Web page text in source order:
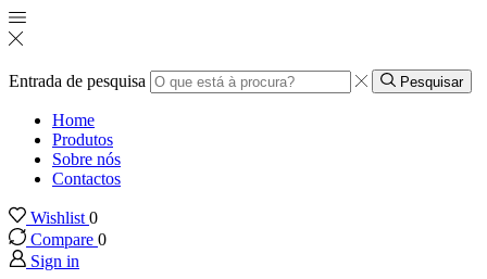
Entrada de pesquisa Pesquisar
Home
Produtos
Sobre nós
Contactos
Wishlist 0
Compare 0
Sign in